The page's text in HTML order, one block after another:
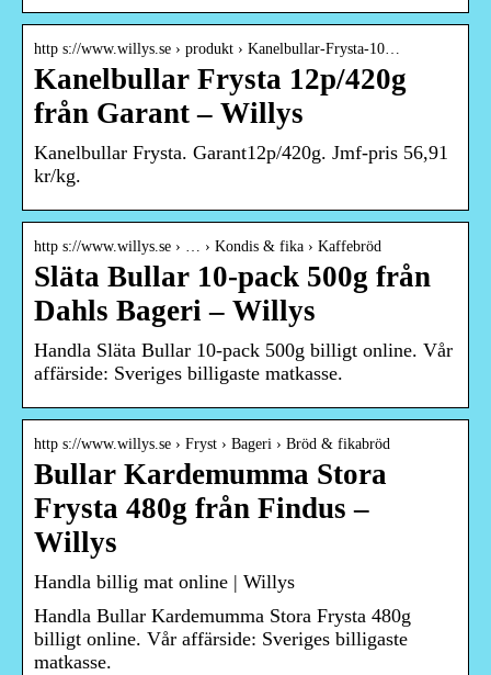
http s://www.willys.se › produkt › Kanelbullar-Frysta-10…
Kanelbullar Frysta 12p/420g
från Garant – Willys
Kanelbullar Frysta. Garant12p/420g. Jmf-pris 56,91
kr/kg.
http s://www.willys.se › … › Kondis & fika › Kaffebröd
Släta Bullar 10-pack 500g från
Dahls Bageri – Willys
Handla Släta Bullar 10-pack 500g billigt online. Vår
affärside: Sveriges billigaste matkasse.
http s://www.willys.se › Fryst › Bageri › Bröd & fikabröd
Bullar Kardemumma Stora
Frysta 480g från Findus –
Willys
Handla billig mat online | Willys
Handla Bullar Kardemumma Stora Frysta 480g
billigt online. Vår affärside: Sveriges billigaste
matkasse.